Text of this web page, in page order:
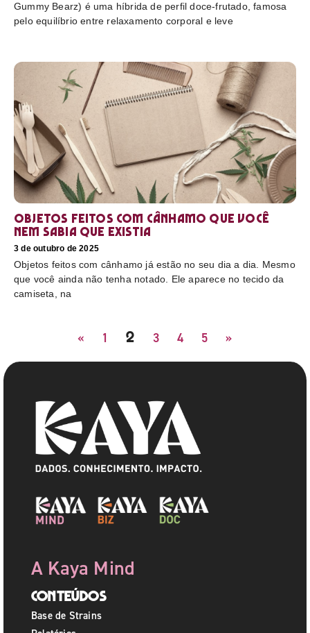
Gummy Bearz) é uma híbrida de perfil doce-frutado, famosa
pelo equilíbrio entre relaxamento corporal e leve
Objetos feitos com cânhamo que você
nem sabia que existia
3 de outubro de 2025
Objetos feitos com cânhamo já estão no seu dia a dia. Mesmo
que você ainda não tenha notado. Ele aparece no tecido da
camiseta, na
« 1 2 3 4 5 »
A Kaya Mind
Conteúdos
Base de Strains